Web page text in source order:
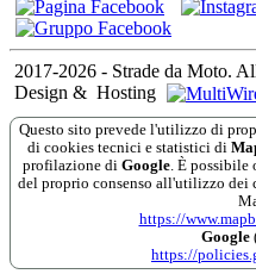
2017-2026 - Strade da Moto.
Design & Hosting
Questo sito prevede l'utilizzo di
di cookies tecnici e statistici di
profilazione di Google. È possibile
del proprio consenso all'utilizzo dei
https://
Google
https://